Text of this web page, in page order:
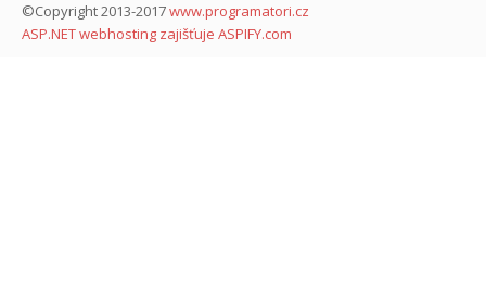
©Copyright 2013-2017www.programatori.cz
ASP.NET webhosting zajišťuje ASPIFY.com